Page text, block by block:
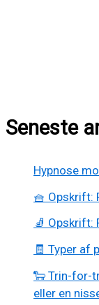
Seneste
Hypnose
🧺 Opskrift:
🧦 Opskrift:
🧾 Typer af
🐑 Trin-for-
eller en